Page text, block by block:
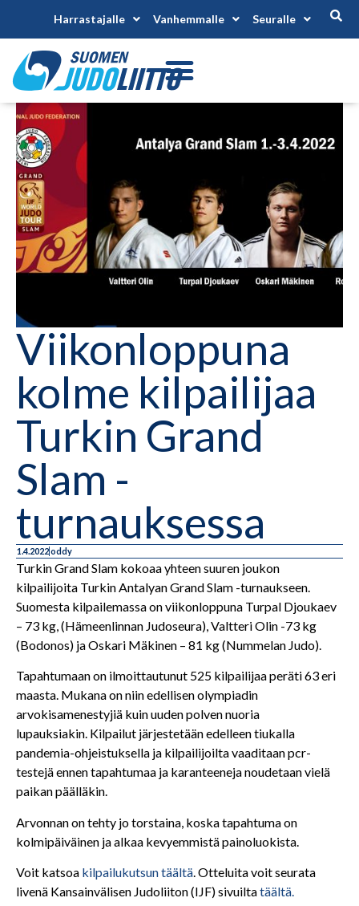
Harrastajalle Vanhemmalle Seuralle
Viikonloppuna
kolme kilpailijaa
Turkin Grand
Slam -
turnauksessa
1.4.2022oddy
Turkin Grand Slam kokoaa yhteen suuren joukon
kilpailijoita Turkin Antalyan Grand Slam -turnaukseen.
Suomesta kilpailemassa on viikonloppuna Turpal Djoukaev
– 73 kg, (Hämeenlinnan Judoseura), Valtteri Olin -73 kg
(Bodonos) ja Oskari Mäkinen – 81 kg (Nummelan Judo).
Tapahtumaan on ilmoittautunut 525 kilpailijaa peräti 63 eri
maasta. Mukana on niin edellisen olympiadin
arvokisamenestyjiä kuin uuden polven nuoria
lupauksiakin. Kilpailut järjestetään edelleen tiukalla
pandemia-ohjeistuksella ja kilpailijoilta vaaditaan pcr-
testejä ennen tapahtumaa ja karanteeneja noudetaan vielä
paikan päälläkin.
Arvonnan on tehty jo torstaina, koska tapahtuma on
kolmipäiväinen ja alkaa kevyemmistä painoluokista.
Voit katsoa kilpailukutsun täältä. Otteluita voit seurata
livenä Kansainvälisen Judoliiton (IJF) sivuiltatäältä.